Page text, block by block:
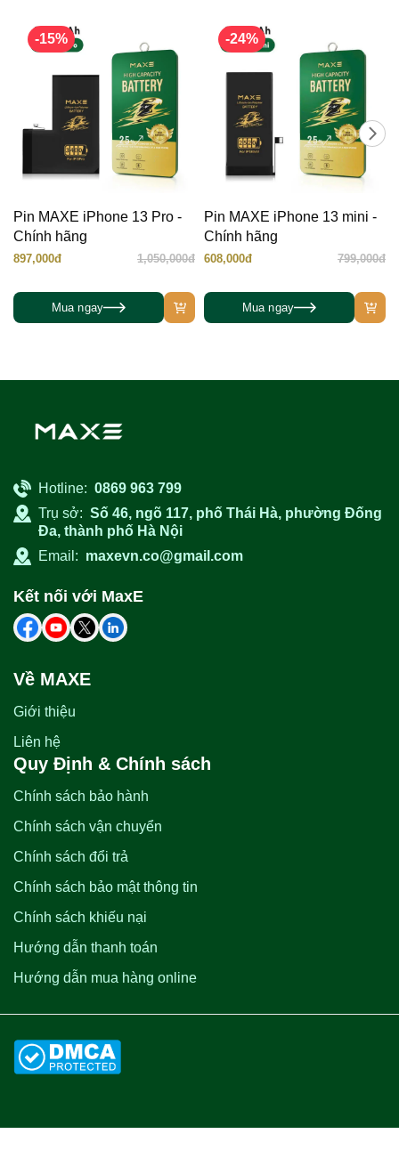
-15%
Pin MAXE iPhone 13 Pro -
Chính hãng
897,000đ 1,050,000đ
Mua ngay
-24%
Pin MAXE iPhone 13 mini -
Chính hãng
608,000đ 799,000đ
Mua ngay
Hotline: 0869 963 799
Trụ sở: Số 46, ngõ 117, phố Thái Hà, phường Đống
Đa, thành phố Hà Nội
Email: maxevn.co@gmail.com
Kết nối với MaxE
Về MAXE
Giới thiệu
Liên hệ
Quy Định & Chính sách
Chính sách bảo hành
Chính sách vận chuyển
Chính sách đổi trả
Chính sách bảo mật thông tin
Chính sách khiếu nại
Hướng dẫn thanh toán
Hướng dẫn mua hàng online